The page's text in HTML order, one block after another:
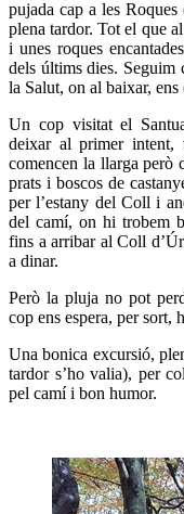
pujada cap a les
plena tardor. Tot el que
i unes roques
dels últims dies. Seguim
la Salut, on al baixar,
Un cop visitat el
deixar al primer intent,
comencen la llarga però
prats i boscos de
per l’estany del Coll i
del camí, on hi trobem
fins a arribar al Coll
a dinar.
Però la pluja no pot
cop ens espera, per sort,
Una bonica excursió,
tardor s’ho valia), per
pel camí i bon humor.